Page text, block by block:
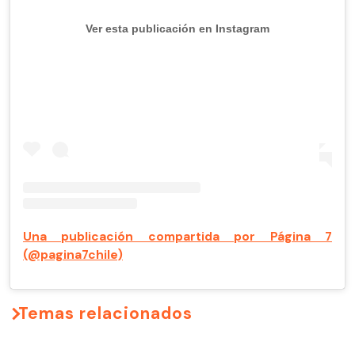
Ver esta publicación en Instagram
Una publicación compartida por Página 7
(@pagina7chile)
Temas relacionados